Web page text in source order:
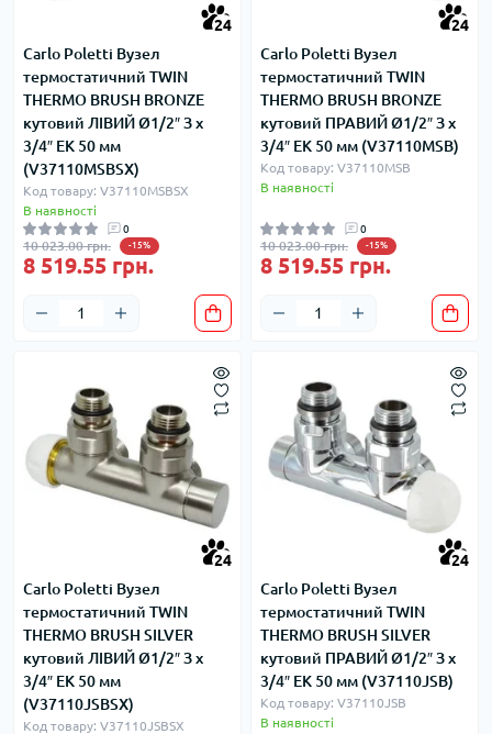
24
Carlo Poletti Вузел
термостатичний TWIN
THERMO BRUSH BRONZE
кутовий ЛІВИЙ Ø1/2″ З x
3/4″ EK 50 мм
(V37110MSBSX)
Код товару: V37110MSBSX
В наявності
0
10 023.00 грн. -15%
8 519.55 грн.
24
Carlo Poletti Вузел
термостатичний TWIN
THERMO BRUSH BRONZE
кутовий ПРАВИЙ Ø1/2″ З x
3/4″ EK 50 мм (V37110MSB)
Код товару: V37110MSB
В наявності
0
10 023.00 грн. -15%
8 519.55 грн.
24
Carlo Poletti Вузел
термостатичний TWIN
THERMO BRUSH SILVER
кутовий ЛІВИЙ Ø1/2″ З x
3/4″ EK 50 мм
(V37110JSBSX)
Код товару: V37110JSBSX
24
Carlo Poletti Вузел
термостатичний TWIN
THERMO BRUSH SILVER
кутовий ПРАВИЙ Ø1/2″ З x
3/4″ EK 50 мм (V37110JSB)
Код товару: V37110JSB
В наявності